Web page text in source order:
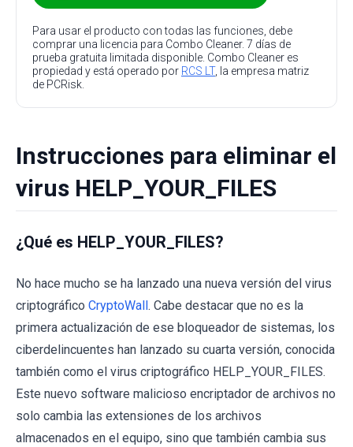
Para usar el producto con todas las funciones, debe
comprar una licencia para Combo Cleaner. 7 días de
prueba gratuita limitada disponible. Combo Cleaner es
propiedad y está operado por RCS LT, la empresa matriz
de PCRisk.
Instrucciones para eliminar el
virus HELP_YOUR_FILES
¿Qué es HELP_YOUR_FILES?
No hace mucho se ha lanzado una nueva versión del virus
criptográfico CryptoWall. Cabe destacar que no es la
primera actualización de ese bloqueador de sistemas, los
ciberdelincuentes han lanzado su cuarta versión, conocida
también como el virus criptográfico HELP_YOUR_FILES.
Este nuevo software malicioso encriptador de archivos no
solo cambia las extensiones de los archivos
almacenados en el equipo, sino que también cambia sus